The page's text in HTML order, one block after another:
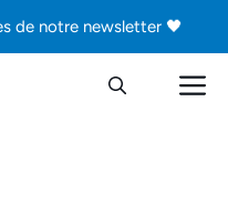
de notre newsletter 🖤